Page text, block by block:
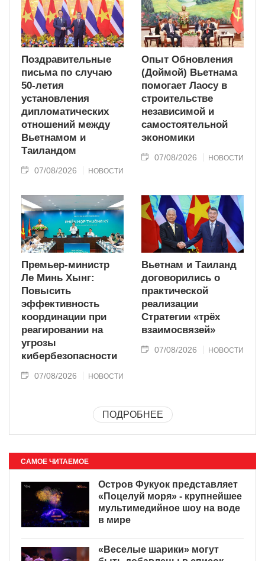
Поздравительные
письма по случаю
50-летия
установления
дипломатических
отношений между
Вьетнамом и
Таиландом
07/08/2026 НОВОСТИ
Опыт Обновления
(Доймой) Вьетнама
помогает Лаосу в
строительстве
независимой и
самостоятельной
экономики
07/08/2026 НОВОСТИ
Премьер-министр
Ле Минь Хынг:
Повысить
эффективность
координации при
реагировании на
угрозы
кибербезопасности
07/08/2026 НОВОСТИ
Вьетнам и Таиланд
договорились о
практической
реализации
Стратегии «трёх
взаимосвязей»
07/08/2026 НОВОСТИ
ПОДРОБНЕЕ
САМОЕ ЧИТАЕМОЕ
Остров Фукуок представляет
«Поцелуй моря» - крупнейшее
мультимедийное шоу на воде
в мире
«Веселые шарики» могут